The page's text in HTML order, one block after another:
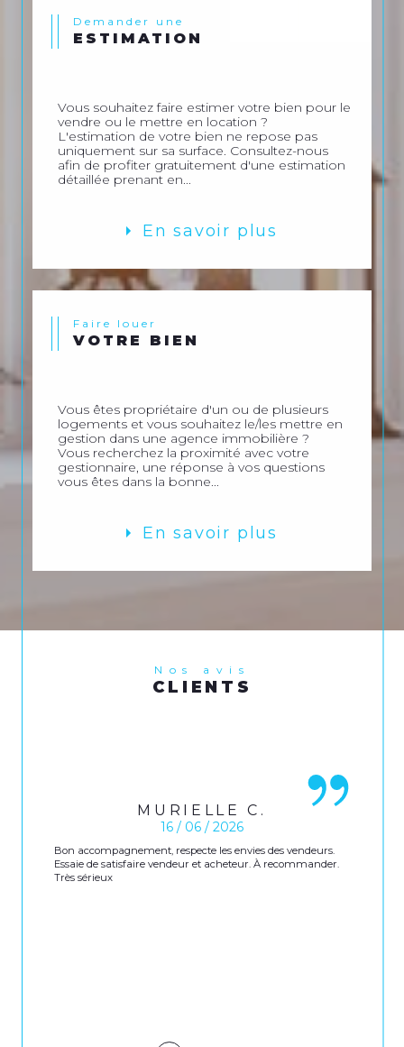
Demander une
ESTIMATION
Vous souhaitez faire estimer votre bien pour le
vendre ou le mettre en location ?
L'estimation de votre bien ne repose pas
uniquement sur sa surface. Consultez-nous
afin de profiter gratuitement d'une estimation
détaillée prenant en...
En savoir plus
Faire louer
VOTRE BIEN
Vous êtes propriétaire d'un ou de plusieurs
logements et vous souhaitez le/les mettre en
gestion dans une agence immobilière ?
Vous recherchez la proximité avec votre
gestionnaire, une réponse à vos questions
vous êtes dans la bonne...
En savoir plus
Nos avis
CLIENTS
MURIELLE C.
16 / 06 / 2026
Bon accompagnement, respecte les envies des vendeurs.
Essaie de satisfaire vendeur et acheteur. À recommander.
Très sérieux